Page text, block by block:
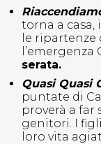
torna a casa,
le
l’emergenza
serata.
Quasi Quasi
puntate di
proverà a far
genitori. I
loro vita